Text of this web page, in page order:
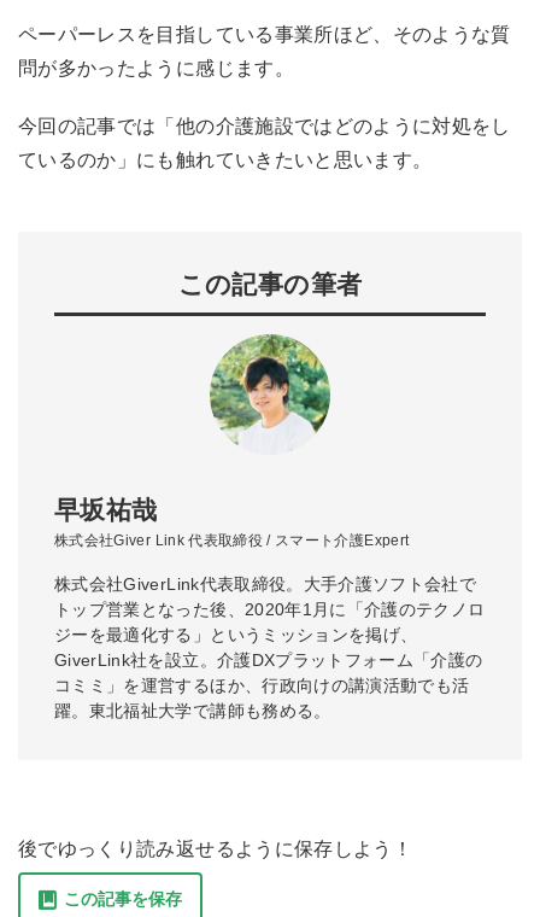
ペーパーレスを目指している事業所ほど、そのような質
問が多かったように感じます。
今回の記事では「他の介護施設ではどのように対処をし
ているのか」にも触れていきたいと思います。
この記事の筆者
早坂祐哉
株式会社Giver Link 代表取締役 / スマート介護Expert
株式会社GiverLink代表取締役。大手介護ソフト会社で
トップ営業となった後、2020年1月に「介護のテクノロ
ジーを最適化する」というミッションを掲げ、
GiverLink社を設立。介護DXプラットフォーム「介護の
コミミ」を運営するほか、行政向けの講演活動でも活
躍。東北福祉大学で講師も務める。
後でゆっくり読み返せるように保存しよう！
この記事を保存